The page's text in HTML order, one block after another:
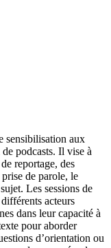
sensibilisation aux
podcasts. Il vise à
reportage, des
de parole, le
Les sessions de
acteurs
dans leur capacité à
pour aborder
d’orientation ou